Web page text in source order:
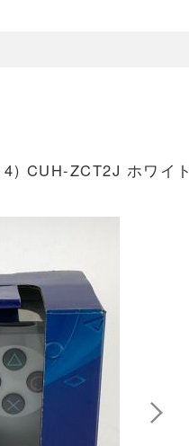
CUH-ZCT2J ホワイト